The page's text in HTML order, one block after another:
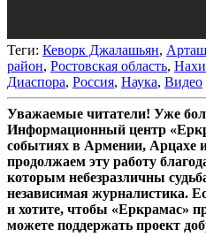
Теги: Кеворк Джалашьян,
район, Ростовская область,
Диаспора, Россия, Наука, Видео
Уважаемые читатели! Уже
Информационный центр
событиях в Армении, Арцахе
продолжаем эту работу
которым небезразличны
независимая журналистика.
и хотите, чтобы «Еркрамас»
можете поддержать проект